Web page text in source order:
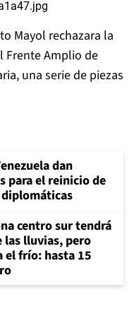
Mayol rechazara la
Frente Amplio de
una serie de piezas
dan
para el reinicio de
centro sur tendrá
lluvias, pero
el frío: hasta 15